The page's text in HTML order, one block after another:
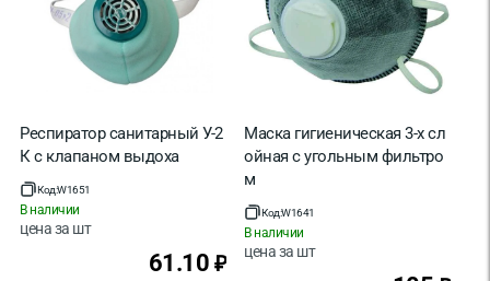
Респиратор санитарный У-2
К с клапаном выдоха
Код:W1651
В наличии
цена за шт
61.10 ₽
Маска гигиеническая 3-х сл
ойная с угольным фильтро
м
Код:W1641
В наличии
цена за шт